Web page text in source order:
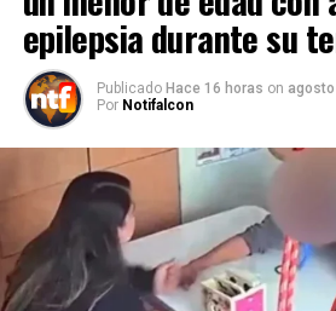
epilepsia durante su
Publicado Hace 16 horas on
Por Notifalcon